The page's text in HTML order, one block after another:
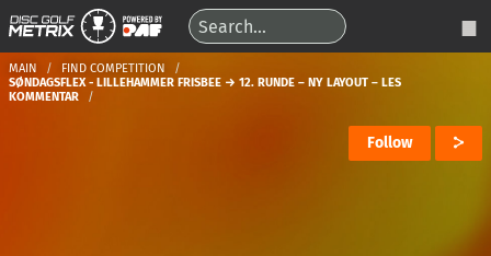
MAIN
FIND COMPETITION
SØNDAGSFLEX - LILLEHAMMER FRISBEE → 12. RUNDE – NY LAYOUT – LES
KOMMENTAR
Follow